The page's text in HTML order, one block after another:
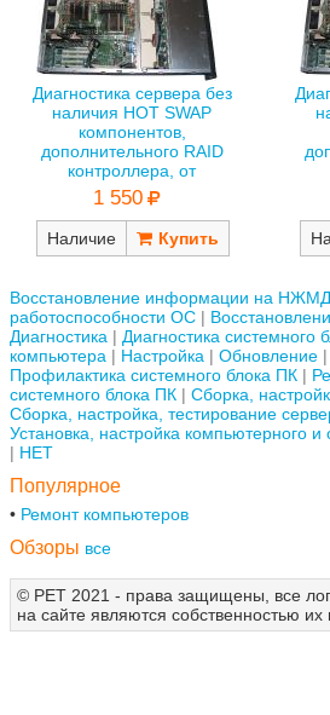
Диагностика сервера без
наличия HOT SWAP
компонентов,
дополнительного RAID
контроллера, от
1 550
Наличие
Восстановление информации на НЖМД
работоспособности ОС
Диагностика
Диагностика системного
компьютера
Настройка Обновление
Профилактика системного блока ПК
системного блока ПК
Сборка,
Сборка, настройка, тестирование
Установка, настройка компьютерного
НЕТ
Популярное
Ремонт компьютеров
Обзоры все
© РЕТ 2021 - права защищены, все
на сайте являются собственностью их